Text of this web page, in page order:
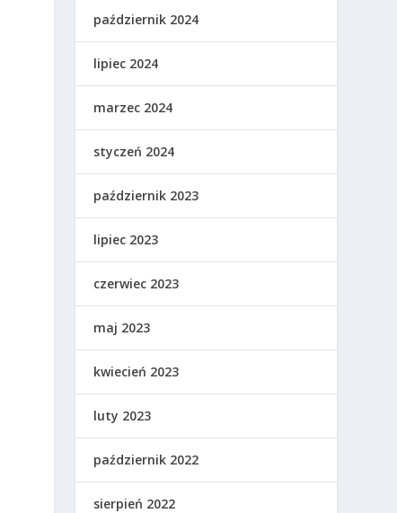
październik 2024
lipiec 2024
marzec 2024
styczeń 2024
październik 2023
lipiec 2023
czerwiec 2023
maj 2023
kwiecień 2023
luty 2023
październik 2022
sierpień 2022